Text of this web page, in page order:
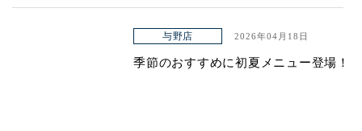
アクセス
与野店 2026年04月18日
季節のおすすめに初夏メニュー登場！